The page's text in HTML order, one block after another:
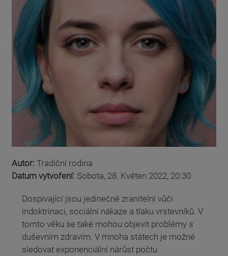
Autor: Tradiční rodina
Datum vytvoření: Sobota, 28. Květen 2022, 20:30
Dospívající jsou jedinečně zranitelní vůči
indoktrinaci, sociální nákaze a tlaku vrstevníků. V
tomto věku se také mohou objevit problémy s
duševním zdravím. V mnoha státech je možné
sledovat exponenciální nárůst počtu